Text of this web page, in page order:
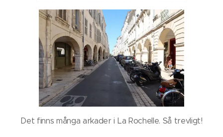
Det finns många arkader i La Rochelle. Så trevligt!